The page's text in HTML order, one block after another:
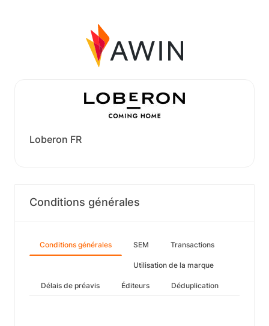
Loberon FR
Conditions générales
Conditions générales SEM Transactions
Utilisation de la marque
Délais de préavis Éditeurs Déduplication